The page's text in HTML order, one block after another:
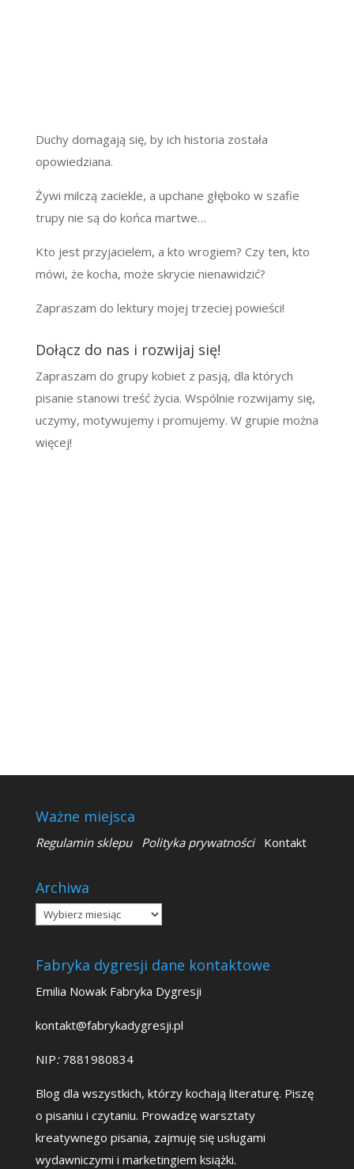
Duchy domagają się, by ich historia została
opowiedziana.
Żywi milczą zaciekle, a upchane głęboko w szafie
trupy nie są do końca martwe…
Kto jest przyjacielem, a kto wrogiem? Czy ten, kto
mówi, że kocha, może skrycie nienawidzić?
Zapraszam do lektury mojej trzeciej powieści!
Dołącz do nas i rozwijaj się!
Zapraszam do grupy kobiet z pasją, dla których
pisanie stanowi treść życia. Wspólnie rozwijamy się,
uczymy, motywujemy i promujemy. W grupie można
więcej!
Ważne miejsca
Regulamin sklepu Polityka prywatnościKontakt
Archiwa
Archiwa
Fabryka dygresji dane kontaktowe
Emilia Nowak Fabryka Dygresji
kontakt@fabrykadygresji.pl
NIP: 7881980834
Blog dla wszystkich, którzy kochają literaturę. Piszę
o pisaniu i czytaniu. Prowadzę warsztaty
kreatywnego pisania, zajmuję się usługami
wydawniczymi i marketingiem książki.